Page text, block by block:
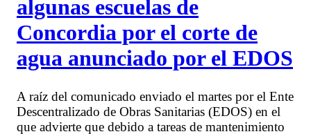
algunas escuelas de
Concordia por el corte de
agua anunciado por el EDOS
A raíz del comunicado enviado el martes por el Ente
Descentralizado de Obras Sanitarias (EDOS) en el
que advierte que debido a tareas de mantenimiento